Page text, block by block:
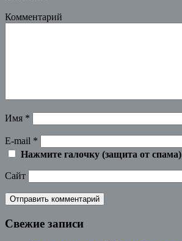
Комментарий
Имя *
E-mail *
Нажмите галочку (защита от спама)
Сайт
Свежие записи